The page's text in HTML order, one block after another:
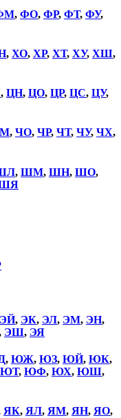
, ФО, ФР, ФТ, ФУ,
, ХО, ХР, ХТ, ХУ, ХШ,
, ЦН, ЦО, ЦР, ЦС, ЦУ,
, ЧО, ЧР, ЧТ, ЧУ, ЧХ,
, ШМ, ШН, ШО,
ЭЙ, ЭК, ЭЛ, ЭМ, ЭН,
ЭШ, ЭЯ
, ЮЖ, ЮЗ, ЮЙ, ЮК,
ЮТ, ЮФ, ЮХ, ЮШ,
ЯК, ЯЛ, ЯМ, ЯН, ЯО,